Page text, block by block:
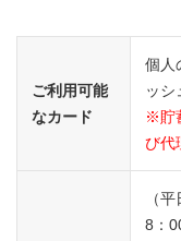
ご利用可能
なカード
個人
ッシ
※貯
び代
（
8：